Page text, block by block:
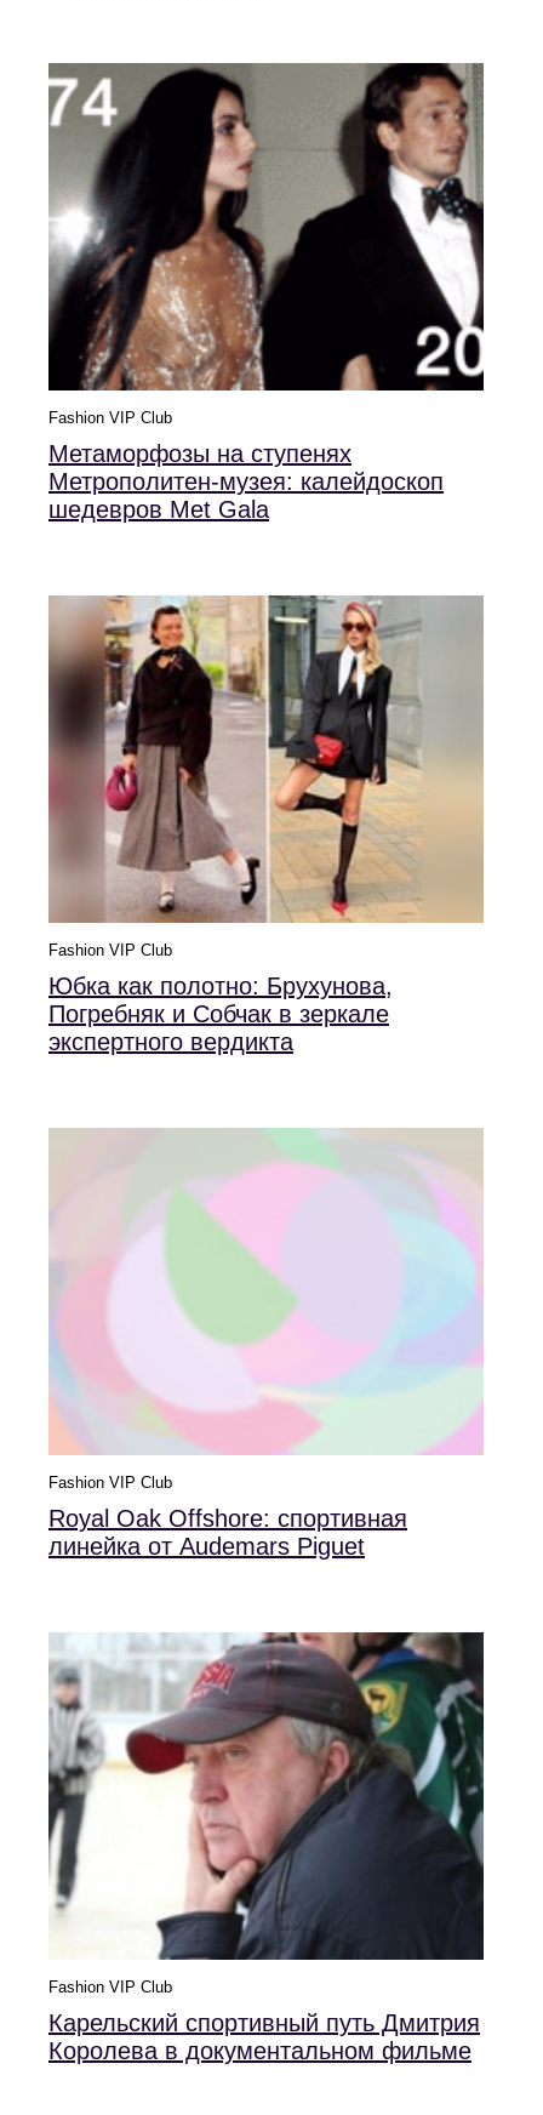
Fashion VIP Club
Метаморфозы на ступенях
Метрополитен-музея: калейдоскоп
шедевров Met Gala
Fashion VIP Club
Юбка как полотно: Брухунова,
Погребняк и Собчак в зеркале
экспертного вердикта
Fashion VIP Club
Royal Oak Offshore: спортивная
линейка от Audemars Piguet
Fashion VIP Club
Карельский спортивный путь Дмитрия
Королева в документальном фильме